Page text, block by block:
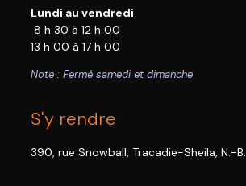
Lundi au vendredi
8 h 30 à 12 h 00
13 h 00 à 17 h 00
Note : Fermé samedi et dimanche
S'y rendre
390, rue Snowball, Tracadie-Sheila, N.-B.